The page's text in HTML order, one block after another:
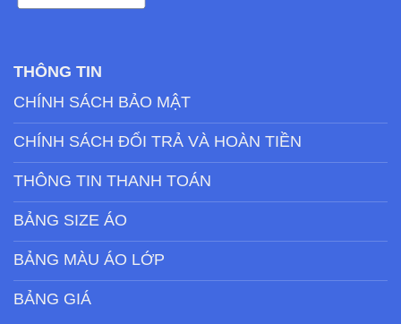
THÔNG TIN
CHÍNH SÁCH BẢO MẬT
CHÍNH SÁCH ĐỔI TRẢ VÀ HOÀN TIỀN
THÔNG TIN THANH TOÁN
BẢNG SIZE ÁO
BẢNG MÀU ÁO LỚP
BẢNG GIÁ